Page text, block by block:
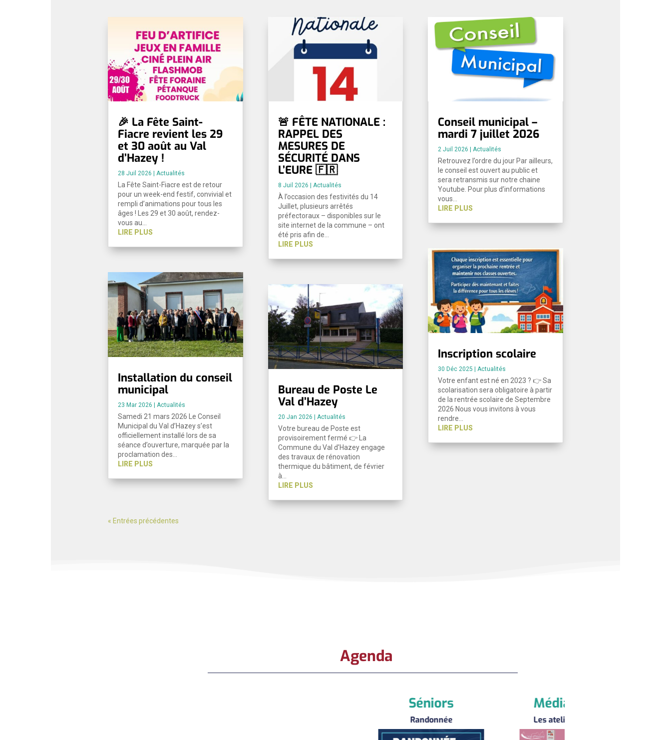
🎉 La Fête Saint-
Fiacre revient les 29
et 30 août au Val
d’Hazey !
28 Juil 2026 Actualités
La Fête Saint-Fiacre est de retour
pour un week-end festif, convivial et
rempli d’animations pour tous les
âges ! Les 29 et 30 août, rendez-
vous au…
LIRE PLUS
Installation du conseil
municipal
23 Mar 2026 | Actualités
Samedi 21 mars 2026 Le Conseil
Municipal du Val d’Hazey s’est
officiellement installé lors de sa
séance d’ouverture, marquée par la
proclamation des…
LIRE PLUS
🚨 FÊTE NATIONALE :
RAPPEL DES
MESURES DE
SÉCURITÉ DANS
L’EURE 🇫🇷
8 Juil 2026 Actualités
À l’occasion des festivités du 14
Juillet, plusieurs arrêtés
préfectoraux – disponibles sur le
site internet de la commune – ont
été pris afin de…
LIRE PLUS
Bureau de Poste Le
Val d’Hazey
20 Jan 2026 | Actualités
Votre bureau de Poste est
provisoirement fermé 👉 La
Commune du Val d’Hazey engage
des travaux de rénovation
thermique du bâtiment, de février
à…
LIRE PLUS
Conseil municipal –
mardi 7 juillet 2026
2 Juil 2026 |Actualités
Retrouvez l’ordre du jour Par ailleurs,
le conseil est ouvert au public et
sera retransmis sur notre chaine
Youtube. Pour plus d’informations
vous…
LIRE PLUS
Inscription scolaire
30 Déc 2025 | Actualités
Votre enfant est né en 2023 ? 👉 Sa
scolarisation sera obligatoire à partir
de la rentrée scolaire de Septembre
2026 Nous vous invitons à vous
rendre…
LIRE PLUS
« Entrées précédentes
Agenda